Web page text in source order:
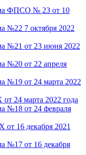
ФПСО № 23 от 10
№22 7 октября 2022
№21 от 23 июня 2022
№20 от 22 апреля
№19 от 24 марта 2022
24 марта 2022 года
№18 от 24 февраля
от 16 декабря 2021
№17 от 16 декабря